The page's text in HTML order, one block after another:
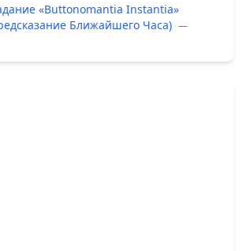
«Buttonomantia Instantia»
Ближайшего Часа) —